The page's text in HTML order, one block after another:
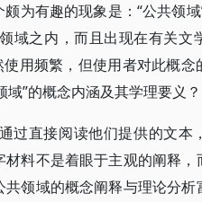
为有趣的现象是：“公共领
域之内，而且出现在有关文
用频繁，但使用者对此概念
”的概念内涵及其学理要义？
过直接阅读他们提供的文本
料不是着眼于主观的阐释，
领域的概念阐释与理论分析